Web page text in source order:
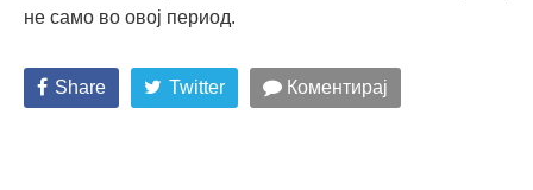
не само во овој период.
Share Twitter Коментирај